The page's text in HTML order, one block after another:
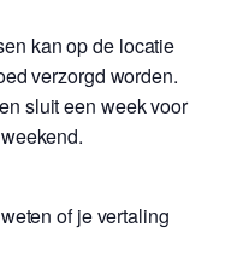
kan op de locatie
verzorgd worden.
sluit een week voor
of je vertaling